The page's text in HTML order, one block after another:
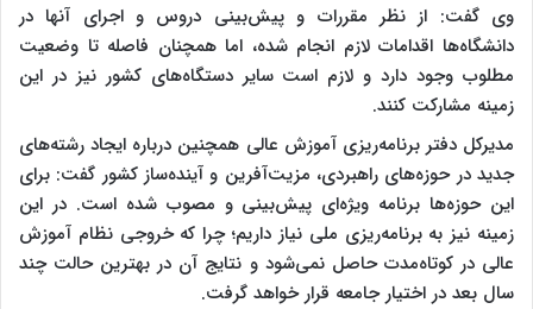
وی گفت: از نظر مقررات و پیش‌بینی دروس و اجرای آنها در
دانشگاه‌ها اقدامات لازم انجام شده، اما همچنان فاصله تا وضعیت
مطلوب وجود دارد و لازم است سایر دستگاه‌های کشور نیز در این
زمینه مشارکت کنند.
مدیرکل دفتر برنامه‌ریزی آموزش عالی همچنین درباره ایجاد رشته‌های
جدید در حوزه‌های راهبردی، مزیت‌آفرین و آینده‌ساز کشور گفت: برای
این حوزه‌ها برنامه ویژه‌ای پیش‌بینی و مصوب شده است. در این
زمینه نیز به برنامه‌ریزی ملی نیاز داریم؛ چرا که خروجی نظام آموزش
عالی در کوتاه‌مدت حاصل نمی‌شود و نتایج آن در بهترین حالت چند
سال بعد در اختیار جامعه قرار خواهد گرفت.